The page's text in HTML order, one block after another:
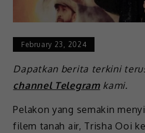
February 23, 2024
Dapatkan berita terkini
channel Telegramkami.
Pelakon yang semakin
filem tanah air, Trisha Ooi